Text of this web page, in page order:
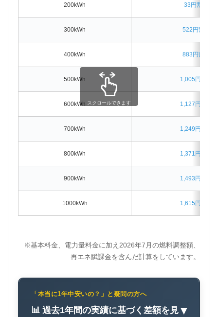
200kWh 33円割高
300kWh 522円割高
400kWh 883円割高
500kWh 1,005円割高
600kWh 1,127円割高
700kWh 1,249円割高
800kWh 1,371円割高
900kWh 1,493円割高
1000kWh 1,615円割高
スクロールできます
※基本料金、電力量料金に加え2026年7月の燃料調整額、
再エネ賦課金を含んだ計算をしています。
「本当に1年中安いの？」と疑問の方へ
📊 過去1年間の実績に基づく差額を見▼